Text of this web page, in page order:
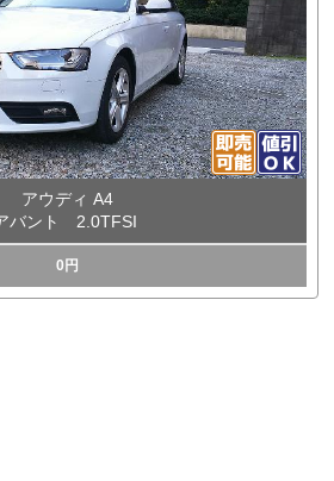
アウディ A4
バント 2.0TFSI
0円